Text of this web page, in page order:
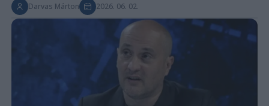
Darvas Márton 2026. 06. 02.